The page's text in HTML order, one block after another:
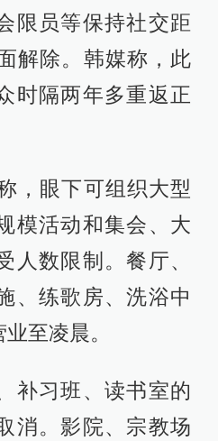
限员等保持社交距
解除。韩媒称，此
时隔两年多重返正
，眼下可组织大型
模活动和集会、大
人数限制。餐厅、
、练歌房、洗浴中
至凌晨。
补习班、读书室的
消。影院、宗教场